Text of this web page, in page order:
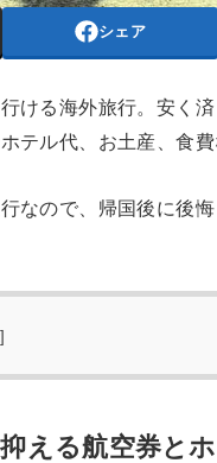
シェア
ける海外旅行。安く
テル代、お土産、食
なので、帰国後に後
]
える航空券と